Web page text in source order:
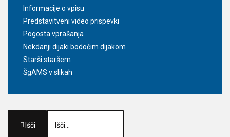
Informacije o vpisu
Predstavitveni video prispevki
Pogosta vprašanja
Nekdanji dijaki bodočim dijakom
Starši staršem
ŠgAMS v slikah
Išči